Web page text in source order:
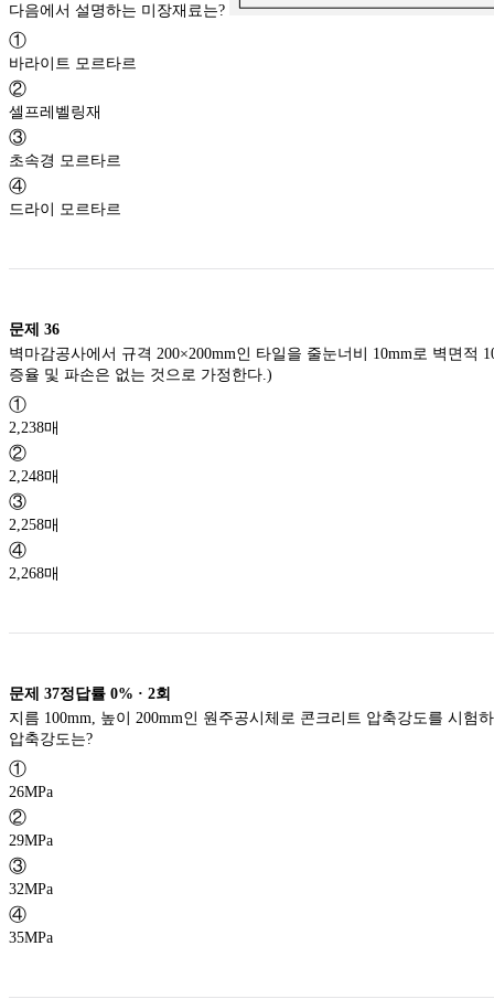
다음에서 설명하는 미장재료는?
①
바라이트 모르타르
②
셀프레벨링재
③
초속경 모르타르
④
드라이 모르타르
문제 36
벽마감공사에서 규격 200×200mm인 타일을 줄눈너비 10mm로 벽면적
증율 및 파손은 없는 것으로 가정한다.)
①
2,238매
②
2,248매
③
2,258매
④
2,268매
문제 37정답률 0% · 2회
지름 100mm, 높이 200mm인 원주공시체로 콘크리트 압축강도를 시험하였더니 250kN에서 파괴되었다면 이 콘크리트의
압축강도는?
①
26MPa
②
29MPa
③
32MPa
④
35MPa